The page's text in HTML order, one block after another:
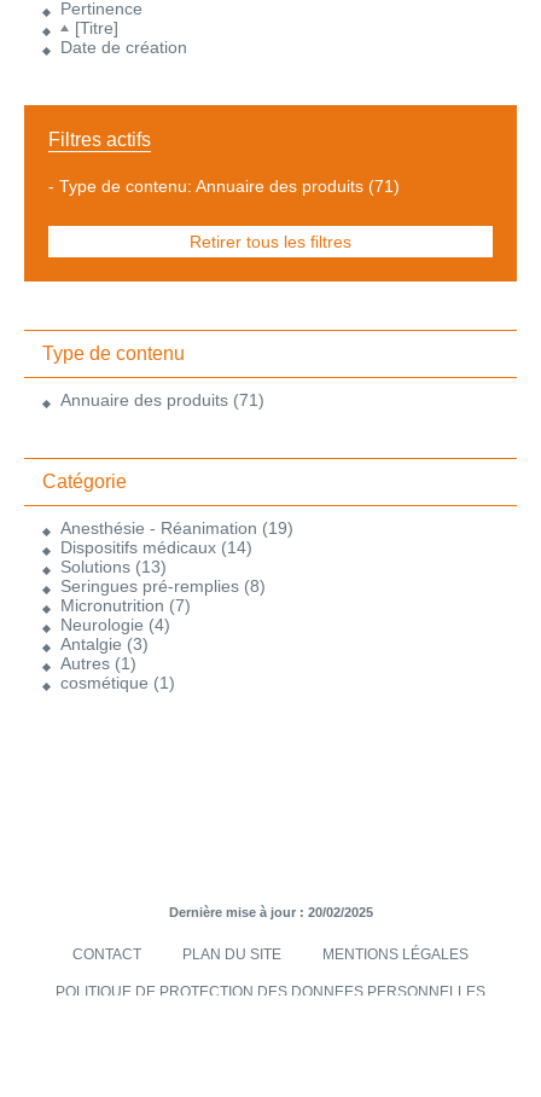
Pertinence
[Titre]
Date de création
Filtres actifs
- Type de contenu: Annuaire des produits (71)
Retirer tous les filtres
Type de contenu
Annuaire des produits (71)
Catégorie
Anesthésie - Réanimation (19)
Dispositifs médicaux (14)
Solutions (13)
Seringues pré-remplies (8)
Micronutrition (7)
Neurologie (4)
Antalgie (3)
Autres (1)
cosmétique (1)
Dernière mise à jour : 20/02/2025
CONTACT PLAN DU SITE MENTIONS LÉGALES
POLITIQUE DE PROTECTION DES DONNEES PERSONNELLES